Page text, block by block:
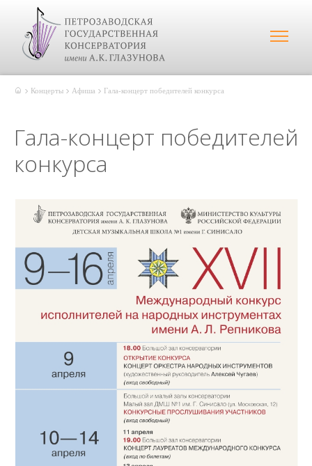
Концерты Афиша Гала-концерт победителей конкурса
Гала-концерт победителей
конкурса